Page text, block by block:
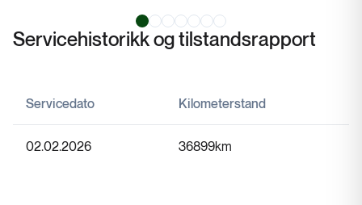
Servicehistorikk og tilstandsrapport
Servicedato Kilometerstand
02.02.2026 36899km